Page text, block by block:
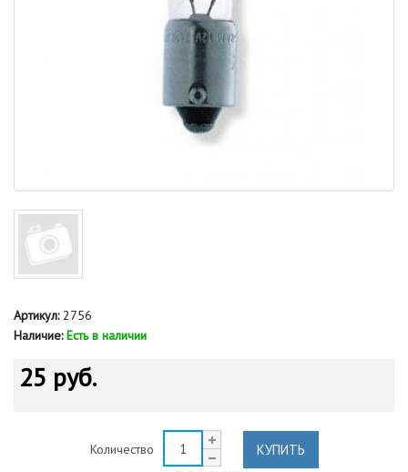
Артикул:2756
Наличие: Есть в наличии
25 руб.
Количество КУПИТЬ